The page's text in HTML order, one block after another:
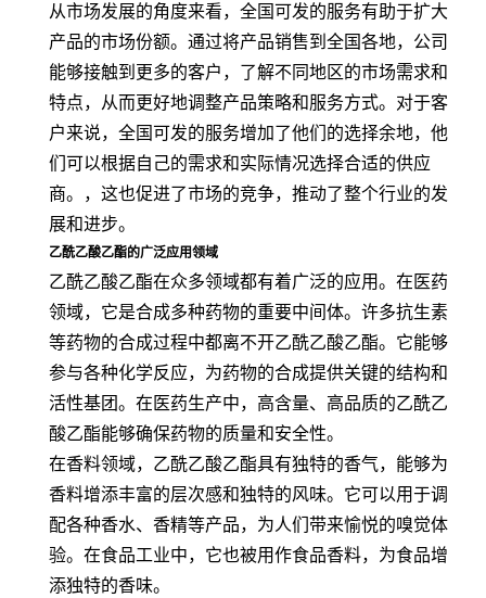
从市场发展的角度来看，全国可发的服务有助于扩大
产品的市场份额。通过将产品销售到全国各地，公司
能够接触到更多的客户，了解不同地区的市场需求和
特点，从而更好地调整产品策略和服务方式。对于客
户来说，全国可发的服务增加了他们的选择余地，他
们可以根据自己的需求和实际情况选择合适的供应
商。，这也促进了市场的竞争，推动了整个行业的发
展和进步。
乙酰乙酸乙酯的广泛应用领域
乙酰乙酸乙酯在众多领域都有着广泛的应用。在医药
领域，它是合成多种药物的重要中间体。许多抗生素
等药物的合成过程中都离不开乙酰乙酸乙酯。它能够
参与各种化学反应，为药物的合成提供关键的结构和
活性基团。在医药生产中，高含量、高品质的乙酰乙
酸乙酯能够确保药物的质量和安全性。
在香料领域，乙酰乙酸乙酯具有独特的香气，能够为
香料增添丰富的层次感和独特的风味。它可以用于调
配各种香水、香精等产品，为人们带来愉悦的嗅觉体
验。在食品工业中，它也被用作食品香料，为食品增
添独特的香味。